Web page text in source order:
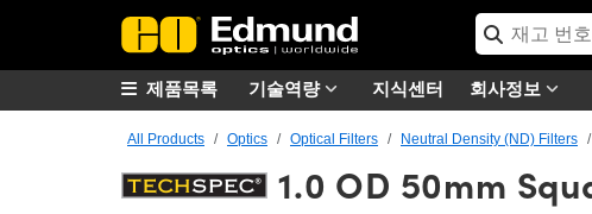
기술역량 지식센터 회사정보
제품목록
All Products Optics Optical Filters Neutral Density (ND) Filters
1.0 OD 50mm